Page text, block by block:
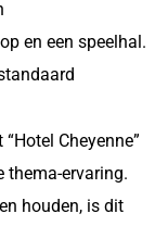
en een speelhal.
“Hotel Cheyenne”
thema-ervaring.
houden, is dit